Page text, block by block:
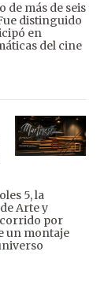
de más de seis
distinguido
en
del cine
5, la
Arte y
por
un montaje